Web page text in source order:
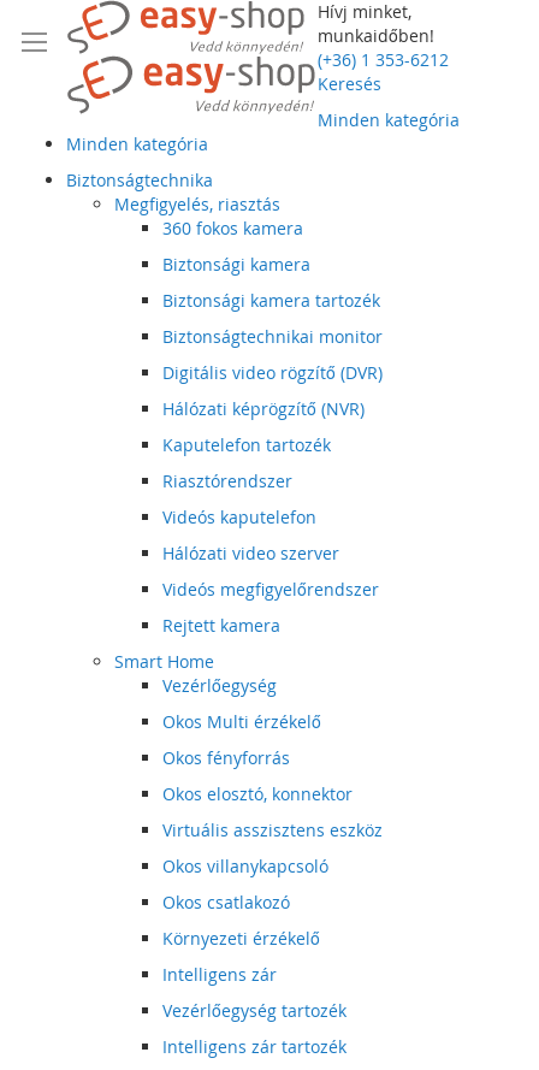
Hívj minket,
munkaidőben!
(+36) 1 353-6212
Keresés
Minden kategória
Minden kategória
Biztonságtechnika
Megfigyelés, riasztás
360 fokos kamera
Biztonsági kamera
Biztonsági kamera tartozék
Biztonságtechnikai monitor
Digitális video rögzítő (DVR)
Hálózati képrögzítő (NVR)
Kaputelefon tartozék
Riasztórendszer
Videós kaputelefon
Hálózati video szerver
Videós megfigyelőrendszer
Rejtett kamera
Smart Home
Vezérlőegység
Okos Multi érzékelő
Okos fényforrás
Okos elosztó, konnektor
Virtuális asszisztens eszköz
Okos villanykapcsoló
Okos csatlakozó
Környezeti érzékelő
Intelligens zár
Vezérlőegység tartozék
Intelligens zár tartozék